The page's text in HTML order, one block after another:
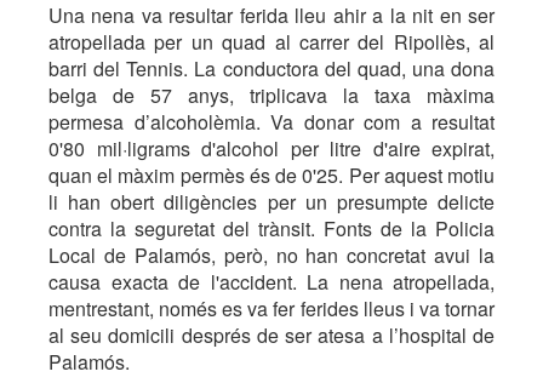
Una nena va resultar ferida lleu ahir a la nit en ser
atropellada per un quad al carrer del Ripollès, al
barri del Tennis. La conductora del quad, una dona
belga de 57 anys, triplicava la taxa màxima
permesa d’alcoholèmia. Va donar com a resultat
0'80 mil·ligrams d'alcohol per litre d'aire expirat,
quan el màxim permès és de 0'25. Per aquest motiu
li han obert diligències per un presumpte delicte
contra la seguretat del trànsit. Fonts de la Policia
Local de Palamós, però, no han concretat avui la
causa exacta de l'accident. La nena atropellada,
mentrestant, només es va fer ferides lleus i va tornar
al seu domicili després de ser atesa a l’hospital de
Palamós.